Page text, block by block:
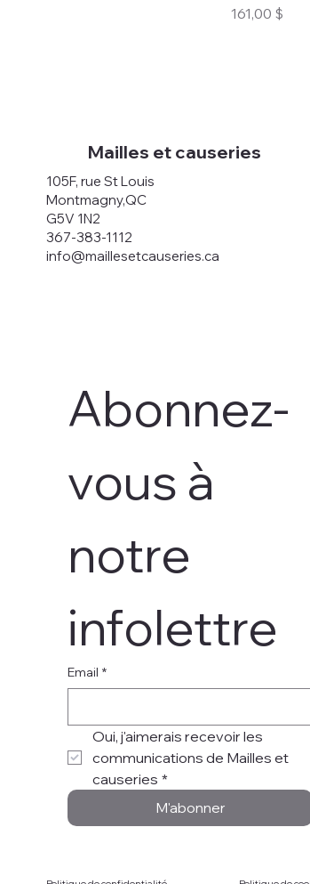
Prix
161,00 $
Mailles et causeries
105F, rue St Louis
Montmagny,QC
G5V 1N2
367-383-1112
info@maillesetcauseries.ca
Abonnez-
vous à
notre
infolettre
Email *
Oui, j'aimerais recevoir les
communications de Mailles et
causeries *
M'abonner